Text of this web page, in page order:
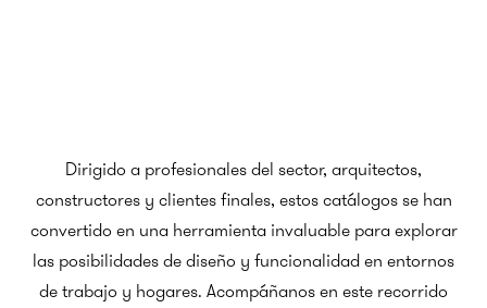
Dirigido a profesionales del sector, arquitectos,
constructores y clientes finales, estos catálogos se han
convertido en una herramienta invaluable para explorar
las posibilidades de diseño y funcionalidad en entornos
de trabajo y hogares. Acompáñanos en este recorrido